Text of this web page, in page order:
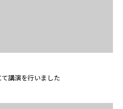
講演を行いました